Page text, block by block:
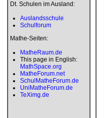
Dt. Schulen im Ausland:
Auslandsschule
Schulforum
Mathe-Seiten:
MatheRaum.de
This page in English:
MathSpace.org
MatheForum.net
SchulMatheForum.de
UniMatheForum.de
TeXimg.de